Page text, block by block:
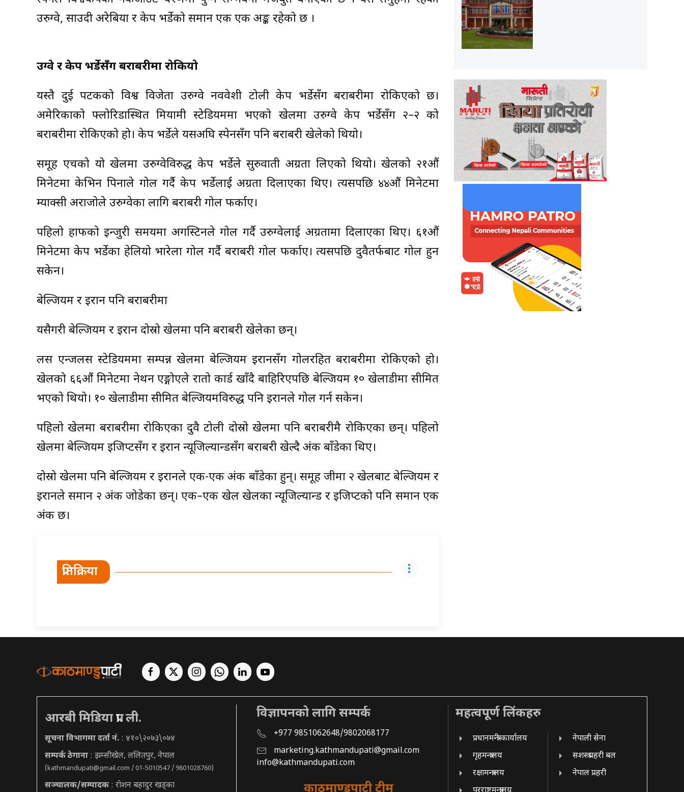
उरुग्वे, साउदी अरेबिया र केप भर्डेको समान एक एक अङ्क रहेको छ ।
उरुग्वे र केप भर्डेसँग बराबरीमा रोकियो
यस्तै दुई पटकको विश्व विजेता उरुग्वे नवप्रवेशी टोली केप भर्डेसँग बराबरीमा रोकिएको छ।
अमेरिकाको फ्लोरिडास्थित मियामी स्टेडियममा भएको खेलमा उरुग्वे केप भर्डेसँग २–२ को
बराबरीमा रोकिएको हो। केप भर्डेले यसअघि स्पेनसँग पनि बराबरी खेलेको थियो।
समूह एचको यो खेलमा उरुग्वेविरुद्ध केप भर्डेले सुरुवाती अग्रता लिएको थियो। खेलको २१औं
मिनेटमा केभिन पिनाले गोल गर्दै केप भर्डेलाई अग्रता दिलाएका थिए। त्यसपछि ४४औं मिनेटमा
म्याक्सी अराजोले उरुग्वेका लागि बराबरी गोल फर्काए।
पहिलो हाफको इन्जुरी समयमा अगस्टिनले गोल गर्दै उरुग्वेलाई अग्रतामा दिलाएका थिए। ६१औं
मिनेटमा केप भर्डेका हेलियो भारेला गोल गर्दै बराबरी गोल फर्काए। त्यसपछि दुवैतर्फबाट गोल हुन
सकेन।
बेल्जियम र इरान पनि बराबरीमा
यसैगरी बेल्जियम र इरान दोस्रो खेलमा पनि बराबरी खेलेका छन्।
लस एन्जलस स्टेडियममा सम्पन्न खेलमा बेल्जियम इरानसँग गोलरहित बराबरीमा रोकिएको हो।
खेलको ६६औं मिनेटमा नेथन एङ्गोएले रातो कार्ड खाँदै बाहिरिएपछि बेल्जियम १० खेलाडीमा सीमित
भएको थियो। १० खेलाडीमा सीमित बेल्जियमविरुद्ध पनि इरानले गोल गर्न सकेन।
पहिलो खेलमा बराबरीमा रोकिएका दुवै टोली दोस्रो खेलमा पनि बराबरीमै रोकिएका छन्। पहिलो
खेलमा बेल्जियम इजिप्टसँग र इरान न्यूजिल्यान्डसँग बराबरी खेल्दै अंक बाँडेका थिए।
दोस्रो खेलमा पनि बेल्जियम र इरानले एक-एक अंक बाँडेका हुन्। समूह जीमा २ खेलबाट बेल्जियम र
इरानले समान २ अंक जोडेका छन्। एक–एक खेल खेलका न्यूजिल्यान्ड र इजिप्टको पनि समान एक
अंक छ।
प्रतिक्रिया
आरबी मिडिया प्रा. ली.
सूचना विभागमा दर्ता नं. : ४१०\२०७३\०७४
सम्पर्क ठेगाना : झम्सीखेल, ललितपुर, नेपाल
(kathmandupati@gmail.com / 01-5010547 / 9801028760)
सञ्चालक/सम्पादक : रोशन बहादुर खड्का
विज्ञापनको लागि सम्पर्क
+977 9851062648/9802068177
marketing.kathmandupati@gmail.com
info@kathmandupati.com
महत्वपूर्ण लिंकहरु
प्रधानमन्त्री कार्यालय
गृहमन्त्रालय
रक्षामन्त्रालय
नेपाली सेना
सशस्त्र प्रहरी बल
नेपाल प्रहरी